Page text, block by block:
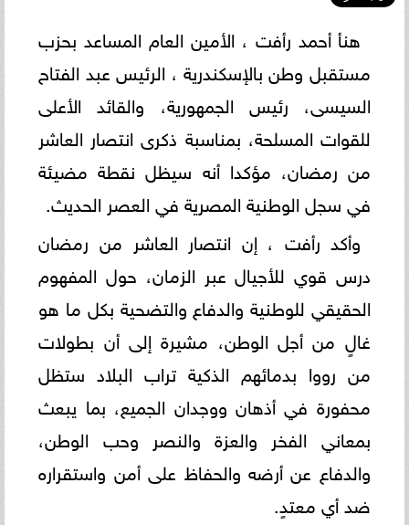
هنأ أحمد رأفت ، الأمين العام المساعد بحزب
مستقبل وطن بالإسكندرية ، الرئيس عبد الفتاح
السيسى، رئيس الجمهورية، والقائد الأعلى
للقوات المسلحة، بمناسبة ذكرى انتصار العاشر
من رمضان، مؤكدا أنه سيظل نقطة مضيئة
في سجل الوطنية المصرية في العصر الحديث.
وأكد رأفت ، إن انتصار العاشر من رمضان
درس قوي للأجيال عبر الزمان، حول المفهوم
الحقيقي للوطنية والدفاع والتضحية بكل ما هو
غالٍ من أجل الوطن، مشيرة إلى أن بطولات
من رووا بدمائهم الذكية تراب البلاد ستظل
محفورة في أذهان ووجدان الجميع، بما يبعث
بمعاني الفخر والعزة والنصر وحب الوطن،
والدفاع عن أرضه والحفاظ على أمن واستقراره
ضد أي معتدٍ.